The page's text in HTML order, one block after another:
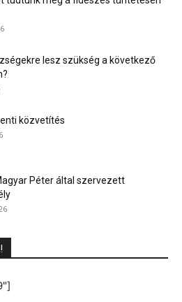
lesz szükség a következő
közvetítés
Péter által szervezett